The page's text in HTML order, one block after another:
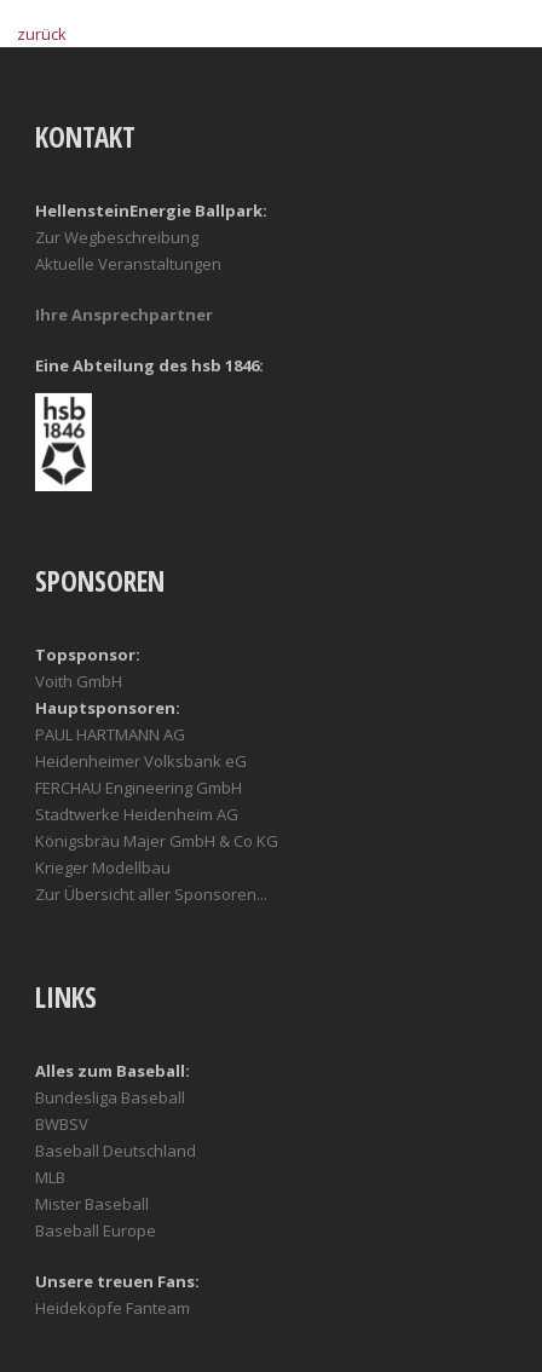
zurück
KONTAKT
HellensteinEnergie Ballpark:
Zur Wegbeschreibung
Aktuelle Veranstaltungen
Ihre Ansprechpartner
Eine Abteilung des hsb 1846:
SPONSOREN
Topsponsor:
Voith GmbH
Hauptsponsoren:
PAUL HARTMANN AG
Heidenheimer Volksbank eG
FERCHAU Engineering GmbH
Stadtwerke Heidenheim AG
Königsbräu Majer GmbH & Co KG
Krieger Modellbau
Zur Übersicht aller Sponsoren...
LINKS
Alles zum Baseball:
Bundesliga Baseball
BWBSV
Baseball Deutschland
MLB
Mister Baseball
Baseball Europe
Unsere treuen Fans:
Heideköpfe Fanteam